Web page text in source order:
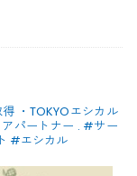
・TOKYOエシカル
パートナー . #サー
#エシカル